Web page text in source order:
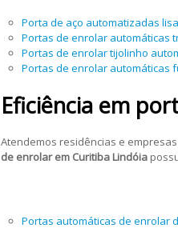
Porta de aço automatizadas
Portas de enrolar automáticas
Portas de enrolar tijolinho
Portas de enrolar automáticas
Eficiência em
Atendemos residências e
de enrolar em Curitiba Lindóia
Portas automáticas de enrolar